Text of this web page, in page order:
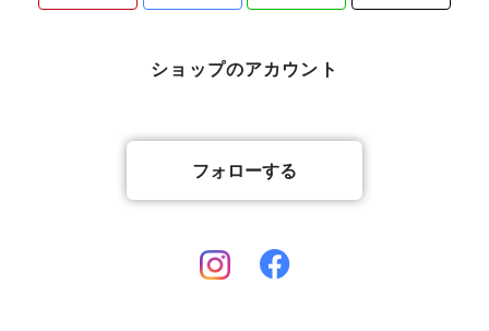
ショップのアカウント
フォローする